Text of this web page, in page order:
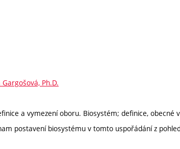
Ph.D.
a vymezení oboru. Biosystém; definice, obecné
postavení biosystému v tomto uspořádání z